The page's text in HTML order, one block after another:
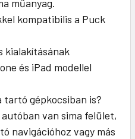
műanyag.
kompatibilis a Puck
kialakításának
és iPad modellel
tartó gépkocsiban is?
van sima felület,
navigációhoz vagy más